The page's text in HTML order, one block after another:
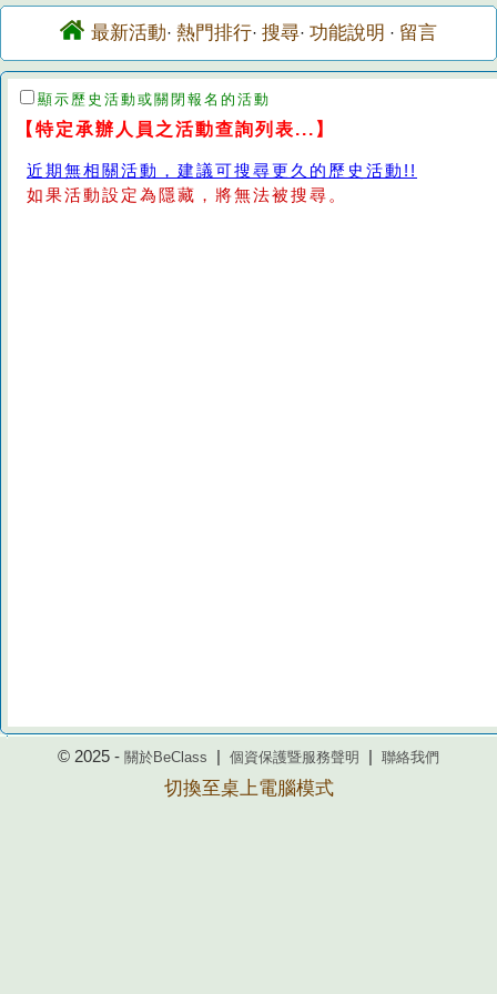
最新活動· 熱門排行· 搜尋· 功能說明 · 留言
顯示歷史活動或關閉報名的活動
【特定承辦人員之活動查詢列表...】
近期無相關活動，建議可搜尋更久的歷史活動!!
如果活動設定為隱藏，將無法被搜尋。
© 2025 - 關於BeClass 個資保護暨服務聲明 聯絡我們
切換至桌上電腦模式